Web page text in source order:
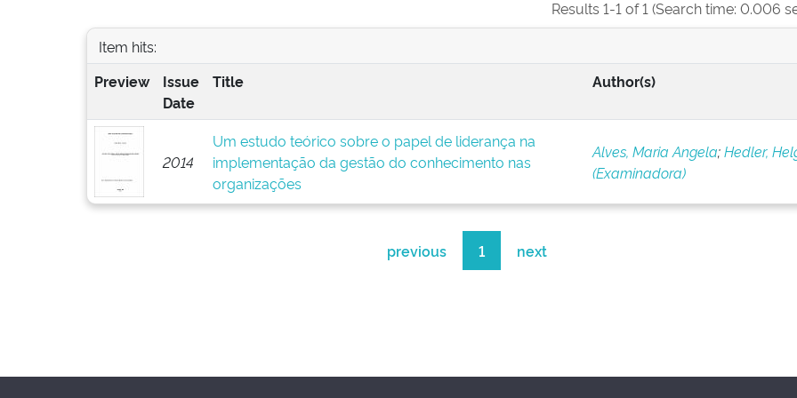
Results 1-1 of 1 (Search time: 0.006
Item hits:
Preview
Issue
Date
Title Author(s)
2014
Um estudo teórico sobre o papel de liderança na
implementação da gestão do conhecimento nas
organizações
Alves, Maria Angela;Hedler,
(Examinadora)
previous 1 next